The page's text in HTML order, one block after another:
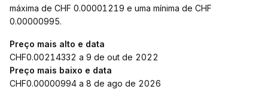
máxima de CHF 0.00001219 e uma mínima de CHF
0.00000995.
Preço mais alto e data
CHF0.00214332 a 9 de out de 2022
Preço mais baixo e data
CHF0.00000994 a 8 de ago de 2026